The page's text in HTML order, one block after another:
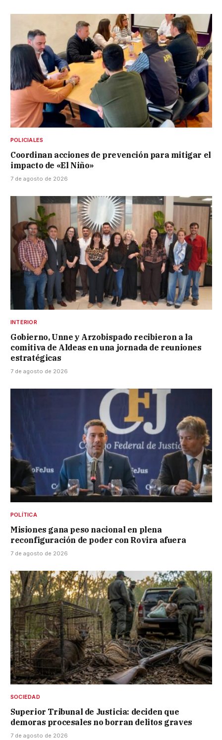
POLICIALES
Coordinan acciones de prevención para mitigar el
impacto de «El Niño»
7 de agosto de 2026
INTERIOR
Gobierno, Unne y Arzobispado recibieron a la
comitiva de Aldeas en una jornada de reuniones
estratégicas
7 de agosto de 2026
POLÍTICA
Misiones gana peso nacional en plena
reconfiguración de poder con Rovira afuera
7 de agosto de 2026
SOCIEDAD
Superior Tribunal de Justicia: deciden que
demoras procesales no borran delitos graves
7 de agosto de 2026